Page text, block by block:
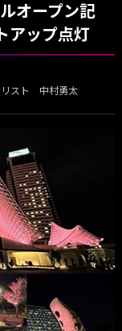
オープン記
アップ点灯
リスト 中村勇太